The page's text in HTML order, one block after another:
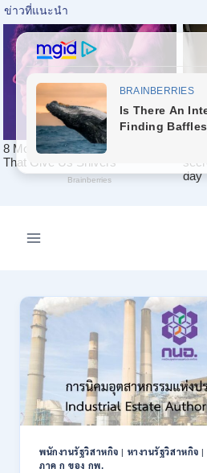
พนักงานรัฐวิสาหกิจ | หางานรัฐวิสาหกิจ |
ภาค ก ของ กพ.